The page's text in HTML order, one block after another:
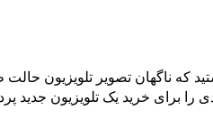
که ناگهان تصویر
را برای خرید یک تلویزیون جدید